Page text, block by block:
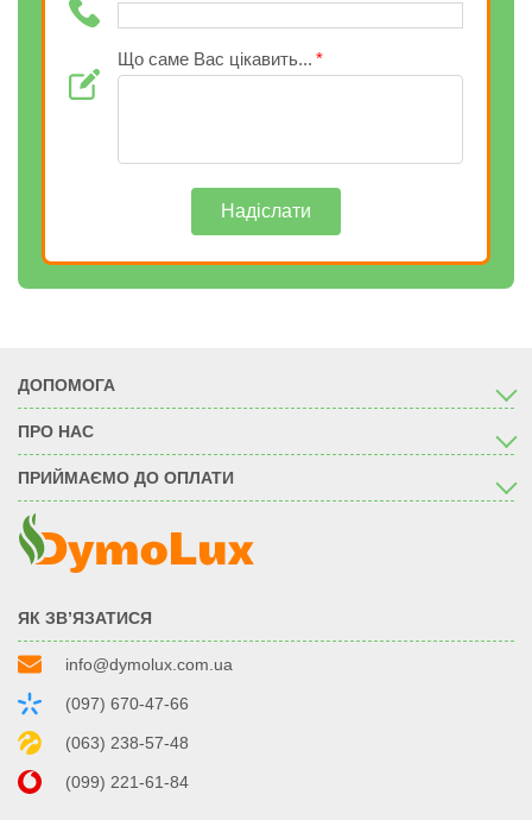
Що саме Вас цікавить...
Надіслати
ДОПОМОГА
ПРО НАС
ПРИЙМАЄМО ДО ОПЛАТИ
ЯК ЗВ’ЯЗАТИСЯ
info@dymolux.com.ua
(097) 670-47-66
(063) 238-57-48
(099) 221-61-84